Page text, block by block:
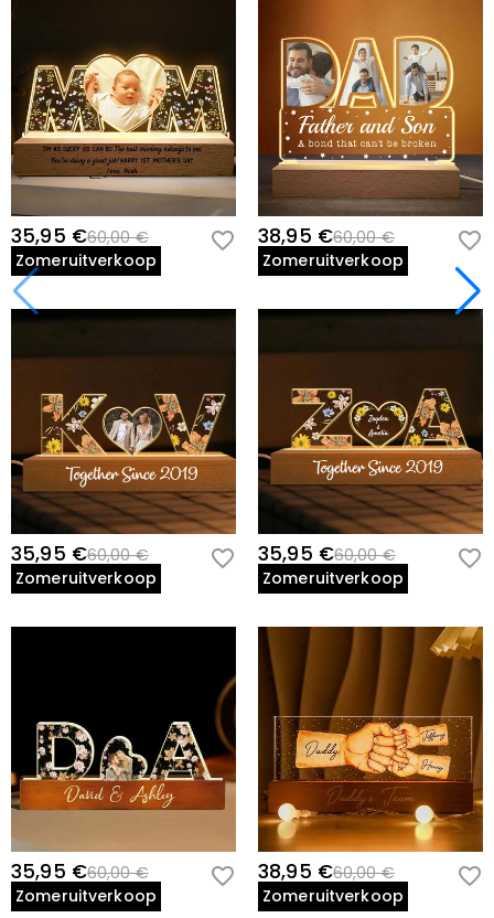
35,95 €60,00 €
Zomeruitverkoop
38,95 €60,00 €
Zomeruitverkoop
35,95 €60,00 €
Zomeruitverkoop
35,95 €60,00 €
Zomeruitverkoop
35,95 €60,00 €
Zomeruitverkoop
38,95 €60,00 €
Zomeruitverkoop